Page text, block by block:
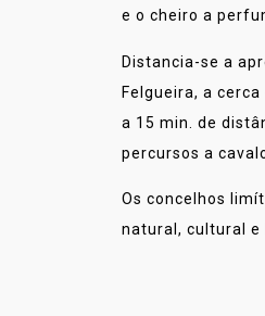
e o cheiro a
Distancia-se a
Felgueira, a
a 15 min. de
percursos a
Os concelhos
natural, cultural e